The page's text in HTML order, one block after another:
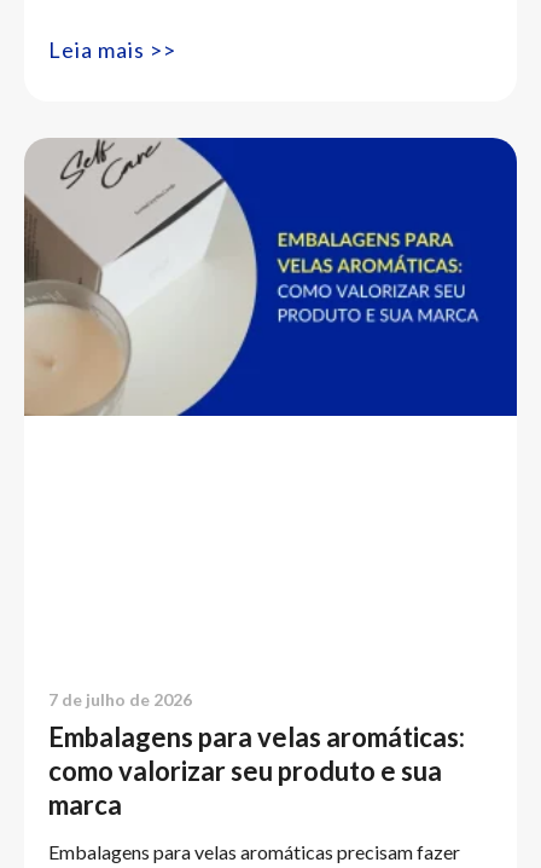
Leia mais >>
Embalagens para velas aromáticas:
como valorizar seu produto e sua
marca
7 de julho de 2026
Embalagens para velas aromáticas precisam fazer